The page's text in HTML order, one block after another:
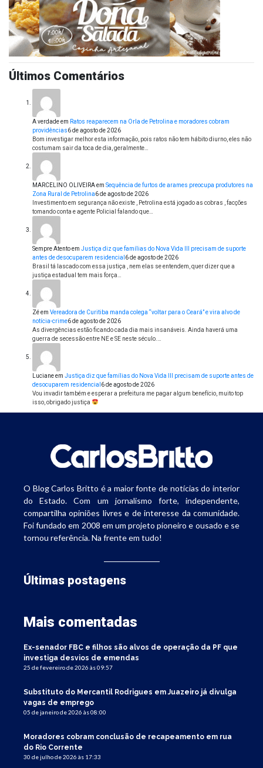
Últimos Comentários
A verdadeem Ratos reaparecem na Orla de Petrolina e moradores cobram
providências6 de agosto de 2026
Bom investigar melhor esta informação, pois ratos não tem hábito diurno, eles não
costumam sair da toca de dia, geralmente…
MARCELINO OLIVEIRAem Sequência de furtos de arames preocupa produtores na
Zona Rural de Petrolina6 de agosto de 2026
Investimento em segurança não existe , Petrolina está jogado as cobras , facções
tomando conta e agente Policial falando que…
Sempre Atentoem Justiça diz que famílias do Nova Vida III precisam de suporte
antes de desocuparem residencial 6 de agosto de 2026
Brasil tá lascado com essa justiça , nem elas se entendem, quer dizer que a
justiça estadual tem mais força…
Zéem Vereadora de Curitiba manda colega “voltar para o Ceará” e vira alvo de
notícia-crime6 de agosto de 2026
As divergências estão ficando cada dia mais insanáveis. Ainda haverá uma
guerra de secessão entre NE e SE neste século.…
Lucianeem Justiça diz que famílias do Nova Vida III precisam de suporte antes de
desocuparem residencial 6 de agosto de 2026
Vou invadir também e esperar a prefeitura me pagar algum benefício, muito top
isso, obrigado justiça
O Blog Carlos Britto é a maior fonte de notícias do interior
do Estado. Com um jornalismo forte, independente,
compartilha opiniões livres e de interesse da comunidade.
Foi fundado em 2008 em um projeto pioneiro e ousado e se
tornou referência. Na frente em tudo!
Últimas postagens
Mais comentadas
Ex-senador FBC e filhos são alvos de operação da PF que
investiga desvios de emendas
25 de fevereiro de 2026 às 09:57
Substituto do Mercantil Rodrigues em Juazeiro já divulga
vagas de emprego
05 de janeiro de 2026 às 08:00
Moradores cobram conclusão de recapeamento em rua
do Rio Corrente
30 de julho de 2026 às 17:33